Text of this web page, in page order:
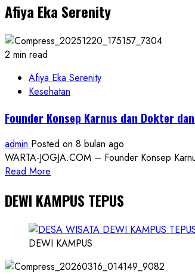
Keselamatan
Wisatawan
Dorong
Penguatan
Krisis
Pariwisata
Afiya Eka Serenity
2 min read
Afiya Eka Serenity
Kesehatan
Founder Konsep Karnus dan Dokter
admin Posted on 8 bulan ago
WARTA-JOGJA.COM – Founder Konsep
Read More
about
Konsep
Karnus
Dokter
DEWI KAMPUS TEPUS
DEWI KAMPUS